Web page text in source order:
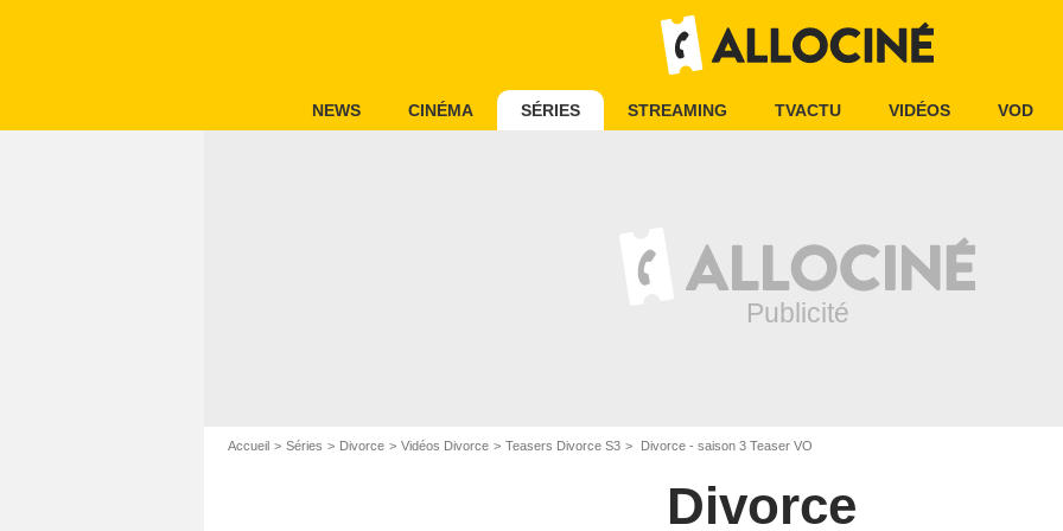
NEWS CINÉMA SÉRIES STREAMING TVACTU VIDÉOS VOD
Accueil Séries Divorce Vidéos Divorce Teasers Divorce S3 Divorce - saison 3 Teaser VO
Divorce